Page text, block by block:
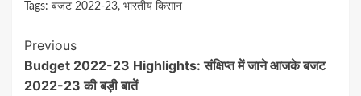
Tags: बजट 2022-23, भारतीय किसान
Continue
Reading
Previous
Budget 2022-23 Highlights: संक्षिप्त में जाने आजके बजट
2022-23 की बड़ी बातें